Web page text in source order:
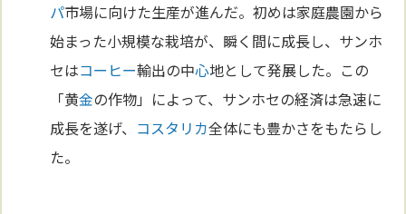
パ市場に向けた生産が進んだ。初めは家庭農園から
始まった小規模な栽培が、瞬く間に成長し、サンホ
セはコーヒー輸出の中心地として発展した。この
「黄金の作物」によって、サンホセの経済は急速に
成長を遂げ、 コスタリカ全体にも豊かさをもたらし
た。